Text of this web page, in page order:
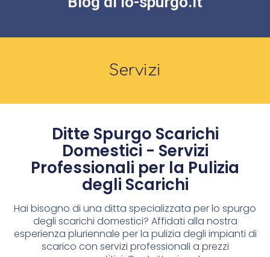
Servizi
Ditte Spurgo Scarichi
Domestici - Servizi
Professionali per la Pulizia
degli Scarichi
Hai bisogno di una ditta specializzata per lo spurgo
degli scarichi domestici? Affidati alla nostra
esperienza pluriennale per la pulizia degli impianti di
scarico con servizi professionali a prezzi